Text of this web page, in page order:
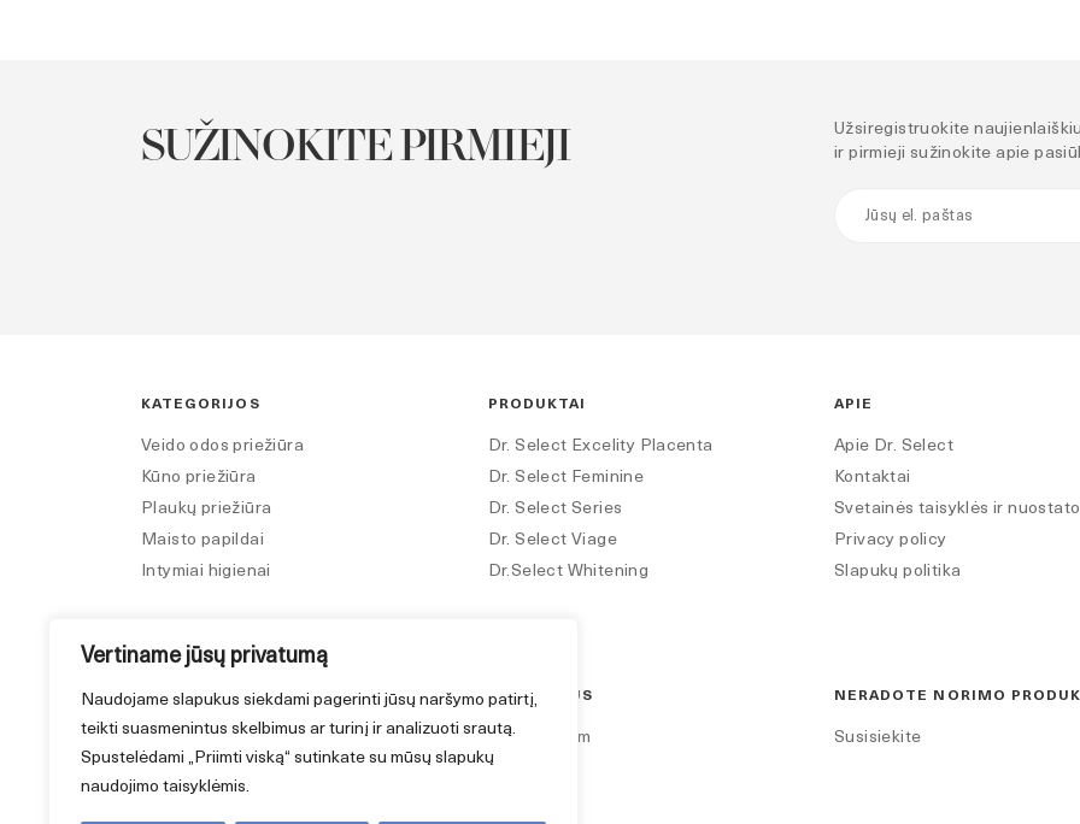
Vertiname jūsų privatumą
Naudojame slapukus siekdami pagerinti jūsų naršymo patirtį,
teikti suasmenintus skelbimus ar turinį ir analizuoti srautą.
Spustelėdami „Priimti viską“ sutinkate su mūsų slapukų
naudojimo taisyklėmis.
SUŽINOKITE PIRMIEJI
Užsiregistruokite
ir pirmieji sužinokite apie
KATEGORIJOS
Veido odos priežiūra
Kūno priežiūra
Plaukų priežiūra
Maisto papildai
Intymiai higienai
PRODUKTAI
Dr. Select Excelity Placenta
Dr. Select Feminine
Dr. Select Series
Dr. Select Viage
Dr.Select Whitening
APIE
Apie Dr. Select
Kontaktai
Svetainės taisyklės ir
Privacy policy
Slapukų politika
DAUGIAU
Bendradarbiavimo ir reklamos
klausimai
SEKITE MUS
Instagram
NERADOTE NORIMO
Susisiekite